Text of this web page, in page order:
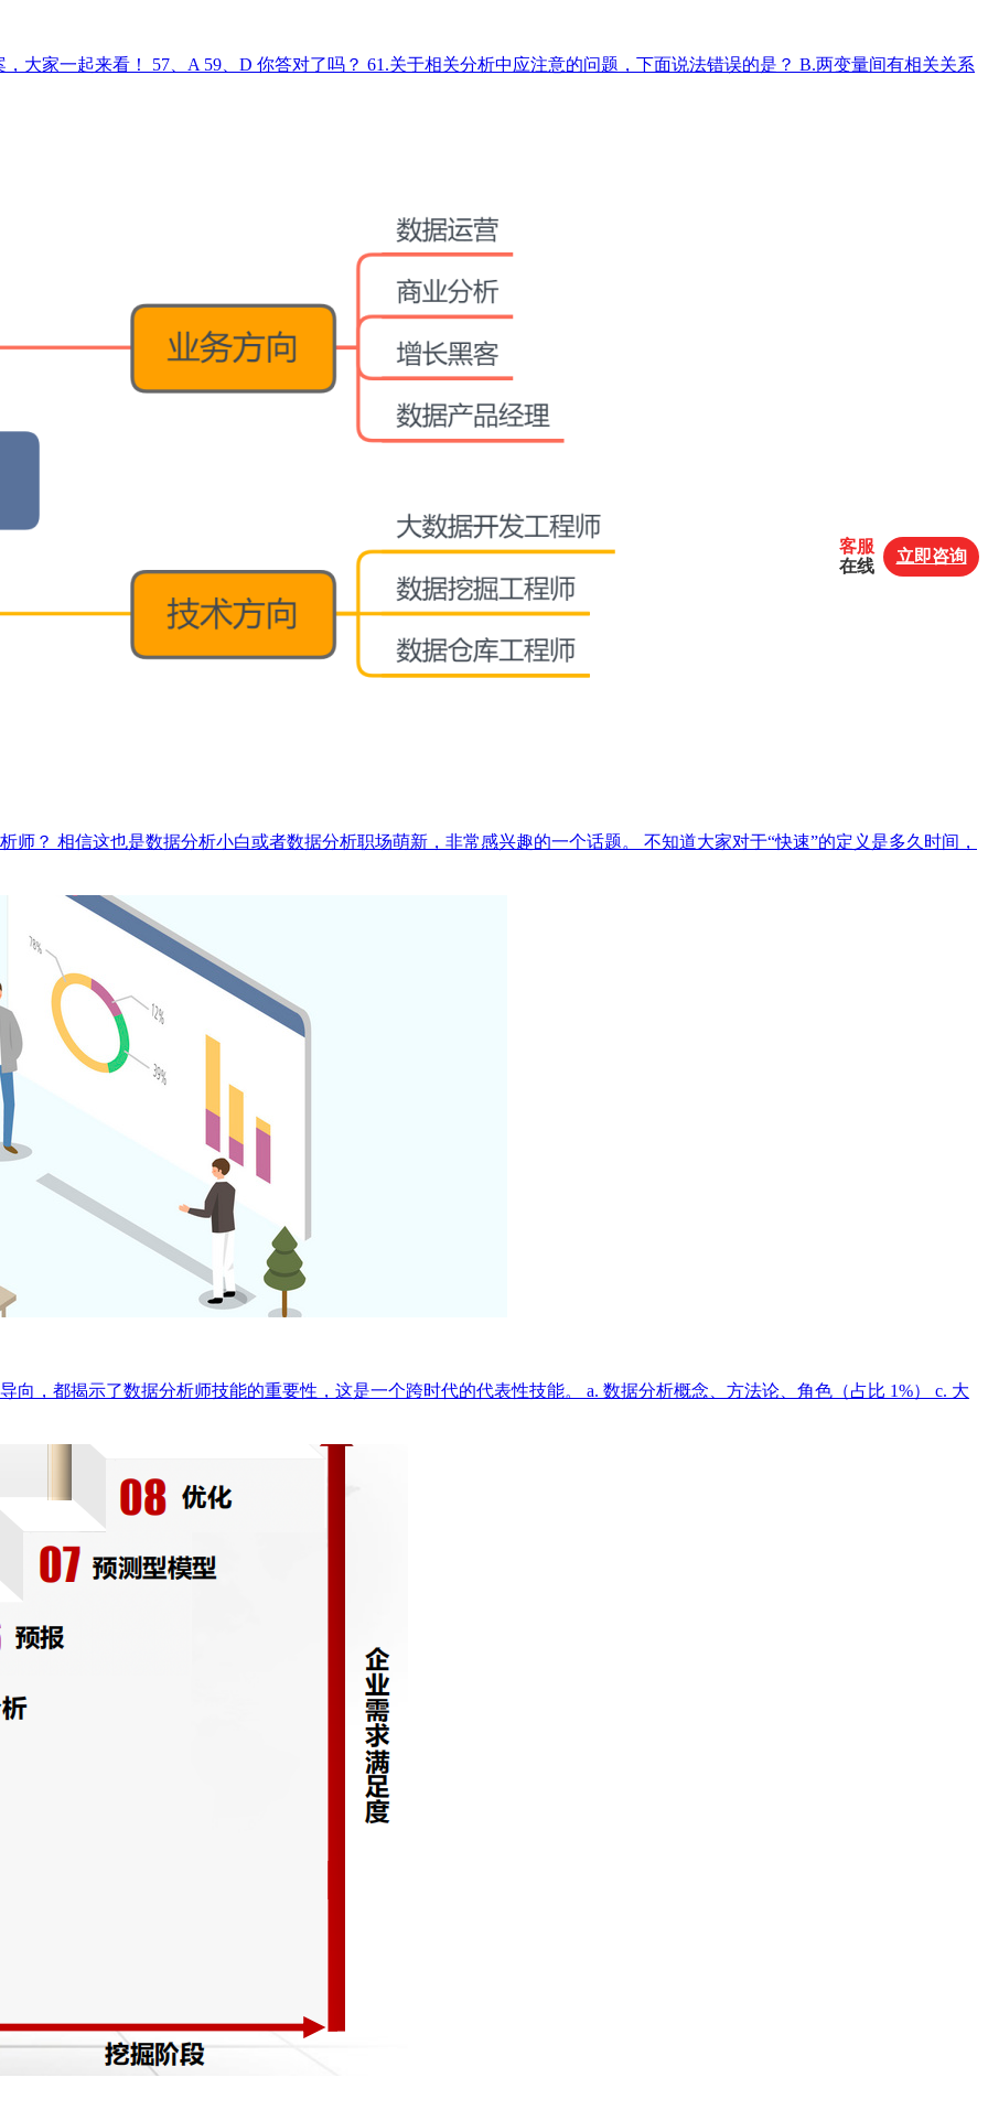
大家一起来看！ 57、A 59、D 你答对了吗？ 61.关于相关分析中应注意的问题，下面说法错误的是？ B.两变量间有相关关系
？ 相信这也是数据分析小白或者数据分析职场萌新，非常感兴趣的一个话题。 不知道大家对于“快速”的定义是多久时间，
向，都揭示了数据分析师技能的重要性，这是一个跨时代的代表性技能。 a. 数据分析概念、方法论、角色（占比 1%） c. 大
客服
在线
立即咨询